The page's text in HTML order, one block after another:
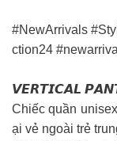
#NewArrivals
ction24
𝙑𝙀𝙍𝙏𝙄𝘾𝘼𝙇
Chiếc quần
ại vẻ ngoài trẻ